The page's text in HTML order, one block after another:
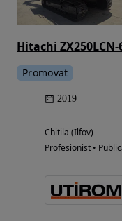
Promovat
2019
Chitila (Ilfov)
Profesionist •